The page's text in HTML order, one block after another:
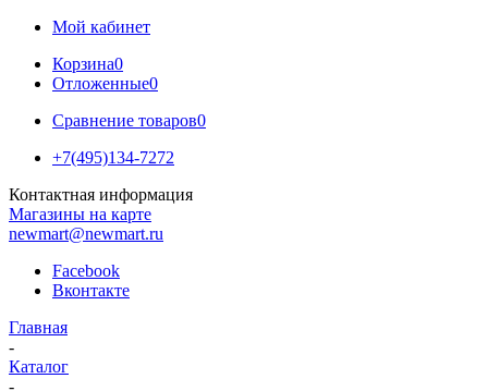
Мой кабинет
Корзина0
Отложенные0
Сравнение товаров0
+7(495)134-7272
Контактная информация
Магазины на карте
newmart@newmart.ru
Facebook
Вконтакте
Главная
-
Каталог
-